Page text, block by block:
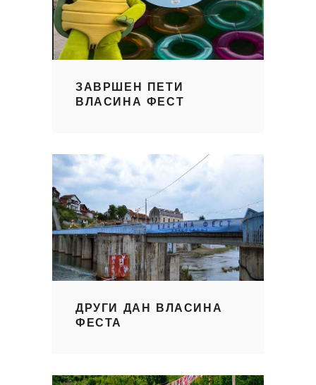
ЗАВРШЕН ПЕТИ
ВЛАСИНА ФЕСТ
ДРУГИ ДАН ВЛАСИНА
ФЕСТА